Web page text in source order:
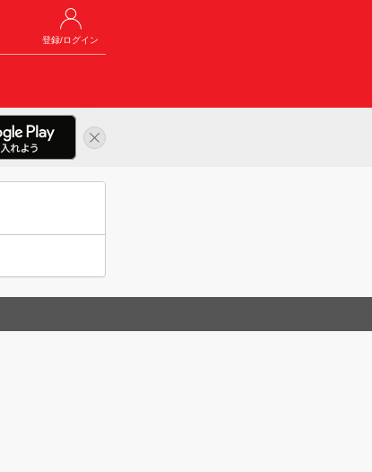
登録/ログイン